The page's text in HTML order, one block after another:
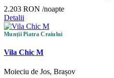
2.203 RON /noapte
Detalii
Munții Piatra Craiului
Vila Chic M
Moieciu de Jos, Brașov